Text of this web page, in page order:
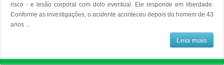
risco - e lesão corporal com dolo eventual. Ele responde em liberdade.
Conforme as investigações, o acidente aconteceu depois do homem de 43
anos ...
Leia mais